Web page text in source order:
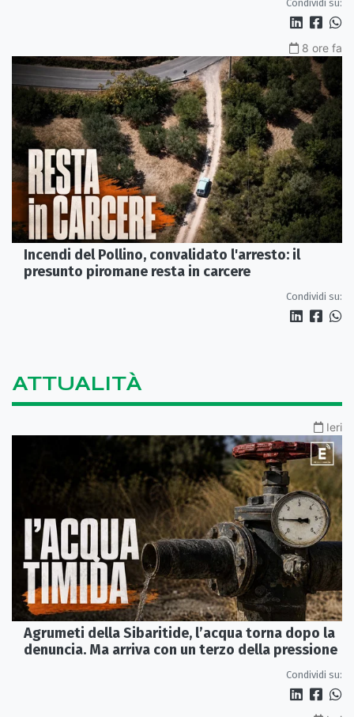
Condividi su:
8 ore fa
Incendi del Pollino, convalidato l'arresto: il
presunto piromane resta in carcere
Condividi su:
ATTUALITÀ
Ieri
Agrumeti della Sibaritide, l’acqua torna dopo la
denuncia. Ma arriva con un terzo della pressione
Condividi su: